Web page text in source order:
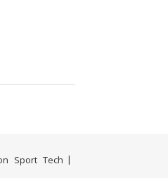
Sport Tech